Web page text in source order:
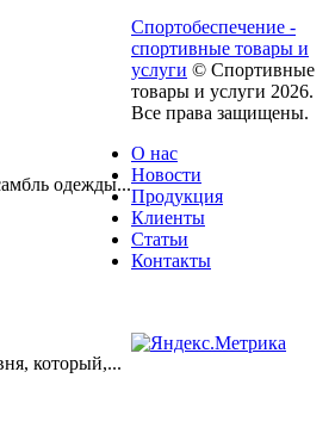
одежды...
который,...
Спортобеспечение -
спортивные товары и
услуги © Cпортивные
товары и услуги 2026.
Все права защищены.
О нас
Новости
Продукция
Клиенты
Статьи
Контакты